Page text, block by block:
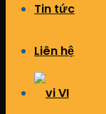
Tin tức
Liên hệ
VI